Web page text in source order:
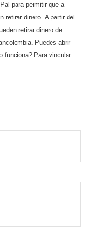
para permitir que a
retirar dinero. A partir del
retirar dinero de
Puedes abrir
funciona? Para vincular